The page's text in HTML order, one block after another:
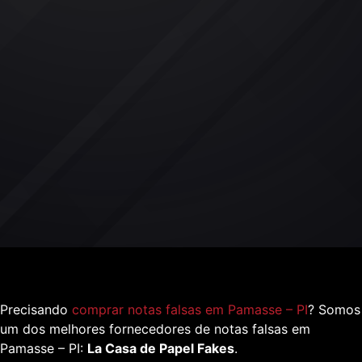
Precisando comprar notas falsas em Pamasse – PI? Somos
um dos melhores fornecedores de notas falsas em
Pamasse – PI: La Casa de Papel Fakes.